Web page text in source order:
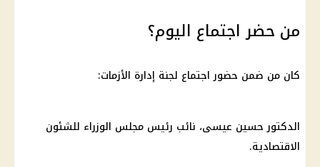
من حضر اجتماع اليوم؟
كان من ضمن حضور اجتماع لجنة إدارة الأزمات:
الدكتور حسين عيسى، نائب رئيس مجلس الوزراء للشئون
الاقتصادية.